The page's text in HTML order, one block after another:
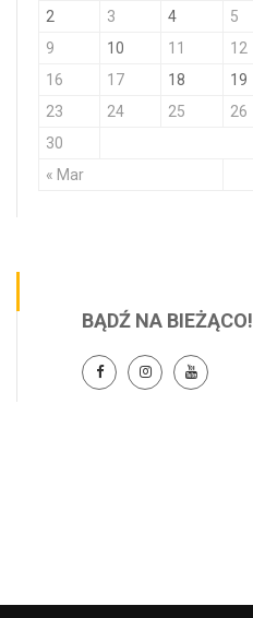
« Mar
2
3 4 5
9
10 11 12
16
17 18 19
23
24 25 26
30
BĄDŹ NA BIEŻĄCO!